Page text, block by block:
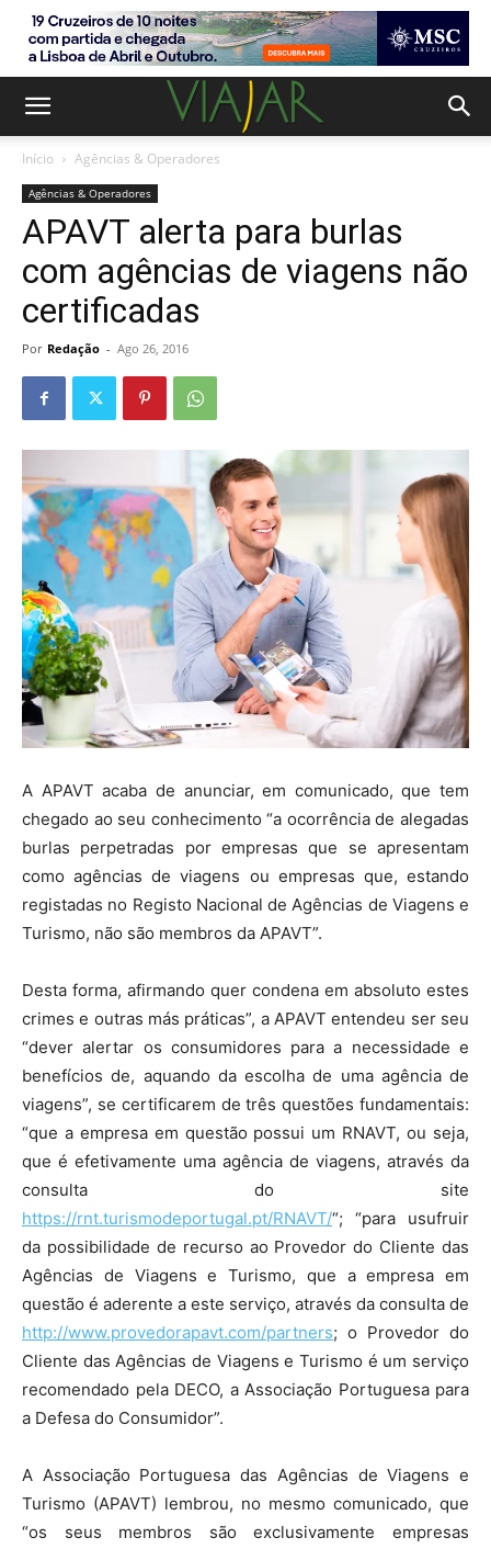
Início Agências & Operadores
Agências & Operadores
APAVT alerta para burlas
com agências de viagens não
certificadas
Por Redação - Ago 26, 2016
A APAVT acaba de anunciar, em comunicado, que tem
chegado ao seu conhecimento “a ocorrência de alegadas
burlas perpetradas por empresas que se apresentam
como agências de viagens ou empresas que, estando
registadas no Registo Nacional de Agências de Viagens e
Turismo, não são membros da APAVT”.
Desta forma, afirmando quer condena em absoluto estes
crimes e outras más práticas”, a APAVT entendeu ser seu
“dever alertar os consumidores para a necessidade e
benefícios de, aquando da escolha de uma agência de
viagens”, se certificarem de três questões fundamentais:
“que a empresa em questão possui um RNAVT, ou seja,
que é efetivamente uma agência de viagens, através da
consulta do site
https://rnt.turismodeportugal.pt/RNAVT/“; “para usufruir
da possibilidade de recurso ao Provedor do Cliente das
Agências de Viagens e Turismo, que a empresa em
questão é aderente a este serviço, através da consulta de
http://www.provedorapavt.com/partners; o Provedor do
Cliente das Agências de Viagens e Turismo é um serviço
recomendado pela DECO, a Associação Portuguesa para
a Defesa do Consumidor”.
A Associação Portuguesa das Agências de Viagens e
Turismo (APAVT) lembrou, no mesmo comunicado, que
“os seus membros são exclusivamente empresas